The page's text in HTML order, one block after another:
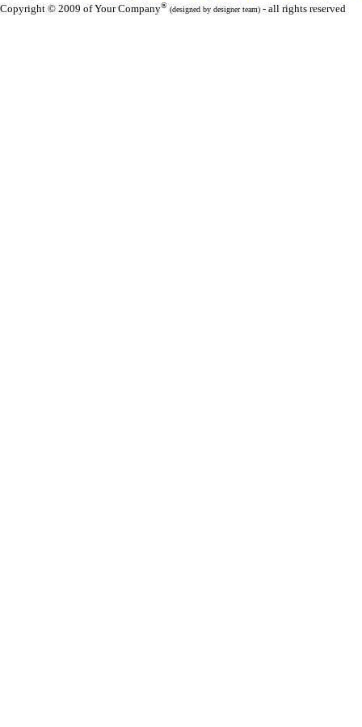
Copyright © 2009 of Your Company® (designed by designer team) - all rights reserved